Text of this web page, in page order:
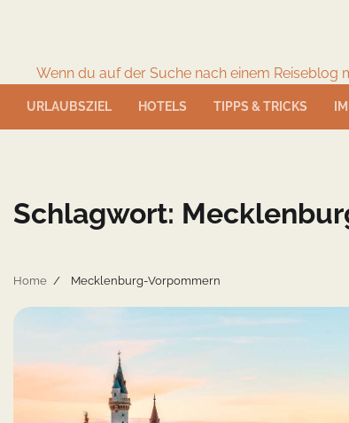
Wenn du auf der Suche nach einem Reiseblog
URLAUBSZIEL HOTELS TIPPS & TRICKS
Schlagwort:
Home Mecklenburg-Vorpommern